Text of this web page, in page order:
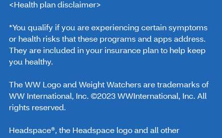
<Health plan disclaimer>
*You qualify if you are experiencing certain symptoms
or health risks that these programs and apps address.
They are included in your insurance plan to help keep
you healthy.
The WW Logo and Weight Watchers are trademarks of
WW International, Inc. ©2023 WWInternational, Inc. All
rights reserved.
Headspace®, the Headspace logo and all other